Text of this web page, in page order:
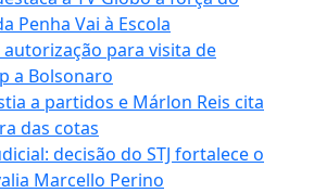
Penha Vai à Escola
para visita de
a Bolsonaro
a partidos e Márlon Reis cita
das cotas
decisão do STJ fortalece o
Marcello Perino